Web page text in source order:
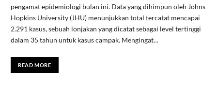
pengamat epidemiologi bulan ini. Data yang dihimpun oleh Johns
Hopkins University (JHU) menunjukkan total tercatat mencapai
2.291 kasus, sebuah lonjakan yang dicatat sebagai level tertinggi
dalam 35 tahun untuk kasus campak. Mengingat…
READ MORE